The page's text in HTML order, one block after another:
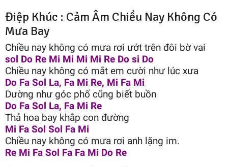
Điệp Khúc : Cảm Âm Chiều Nay Không Có
Mưa Bay
Chiều nay không có mưa rơi ướt trên đôi bờ vai
sol Do Re Mi Mi Mi Mi Re Do si Do
Chiều nay không có mắt em cười như lúc xưa
Do Fa Sol La, Fa Mi Re, Mi Fa Mi
Dường như góc phố cũng biết buồn
Do Fa Sol La, Fa Mi Re
Thả hoa bay khắp con đường
Mi Fa Sol Sol Fa Mi
Chiều nay không có mưa rơi anh lặng im.
Re Mi Fa Sol Fa Fa Mi Do Re